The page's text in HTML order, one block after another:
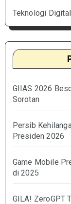
Teknologi Digital
GIIAS 2026
Sorotan
Persib
Presiden 2026
Game Mobile
di 2025
GILA! ZeroGPT